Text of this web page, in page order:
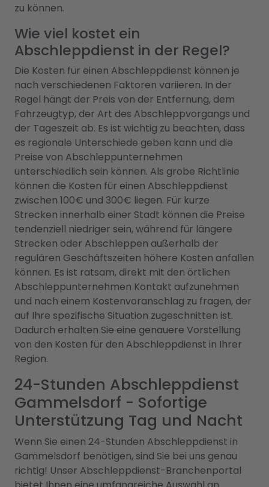
zu können.
Wie viel kostet ein
Abschleppdienst in der Regel?
Die Kosten für einen Abschleppdienst können je
nach verschiedenen Faktoren variieren. In der
Regel hängt der Preis von der Entfernung, dem
Fahrzeugtyp, der Art des Abschleppvorgangs und
der Tageszeit ab. Es ist wichtig zu beachten, dass
es regionale Unterschiede geben kann und die
Preise von Abschleppunternehmen
unterschiedlich sein können. Als grobe Richtlinie
können die Kosten für einen Abschleppdienst
zwischen 100€ und 300€ liegen. Für kurze
Strecken innerhalb einer Stadt können die Preise
tendenziell niedriger sein, während für längere
Strecken oder Abschleppen außerhalb der
regulären Geschäftszeiten höhere Kosten anfallen
können. Es ist ratsam, direkt mit den örtlichen
Abschleppunternehmen Kontakt aufzunehmen
und nach einem Kostenvoranschlag zu fragen, der
auf Ihre spezifische Situation zugeschnitten ist.
Dadurch erhalten Sie eine genauere Vorstellung
von den Kosten für den Abschleppdienst in Ihrer
Region.
24-Stunden Abschleppdienst
Gammelsdorf - Sofortige
Unterstützung Tag und Nacht
Wenn Sie einen 24-Stunden Abschleppdienst in
Gammelsdorf benötigen, sind Sie bei uns genau
richtig! Unser Abschleppdienst-Branchenportal